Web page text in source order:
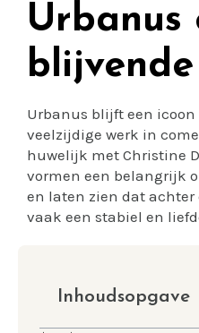
Urbanus
Urbanus blijft een
veelzijdige werk in
huwelijk met Christine
vormen een belangrijk
en laten zien dat achter
vaak een stabiel en
Inhoudsopgave